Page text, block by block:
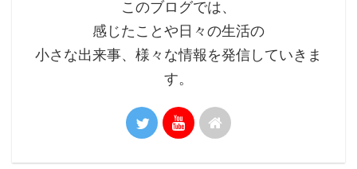
このブログでは、
感じたことや日々の生活の
小さな出来事、様々な情報を発信していきま
す。